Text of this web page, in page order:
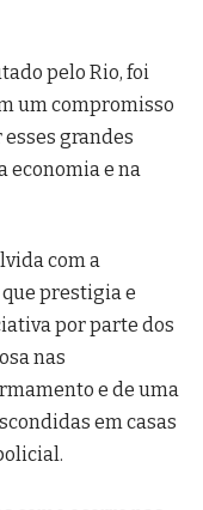
pelo Rio, foi
um compromisso
grandes
economia e na
com a
prestigia e
por parte dos
nas
e de uma
em casas